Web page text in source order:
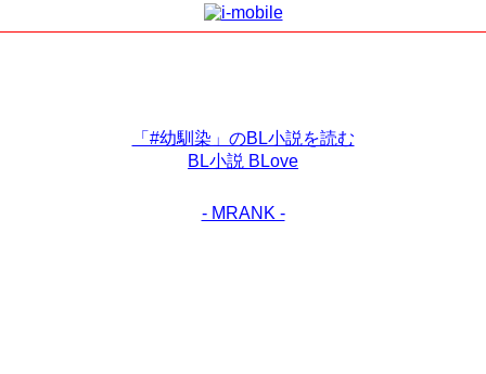
「#幼馴染」のBL小説を読む
BL小説 BLove
- MRANK -